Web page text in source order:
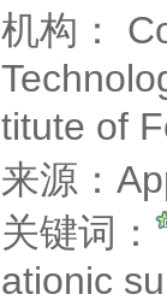
机构：
titute of
来源：
关键词：
ationic